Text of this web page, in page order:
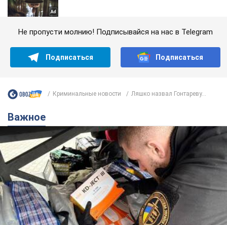
Не пропусти молнию! Подписывайся на нас в Telegram
Подписаться Подписаться
Криминальные новости Ляшко назвал Гонтареву...
Важное